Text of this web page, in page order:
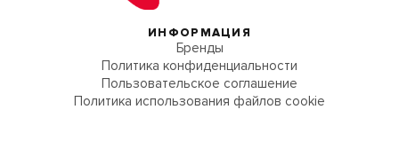
ИНФОРМАЦИЯ
Бренды
Политика конфиденциальности
Пользовательское соглашение
Политика использования файлов cookie